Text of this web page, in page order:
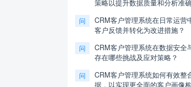
策略以提升数据质量和分析准
问
CRM客户管理系统在日常运营
客户反馈并转化为改进措施？
问
CRM客户管理系统在数据安全
存在哪些挑战及应对策略？
问
CRM客户管理系统如何有效整
据，以实现更全面的客户画像